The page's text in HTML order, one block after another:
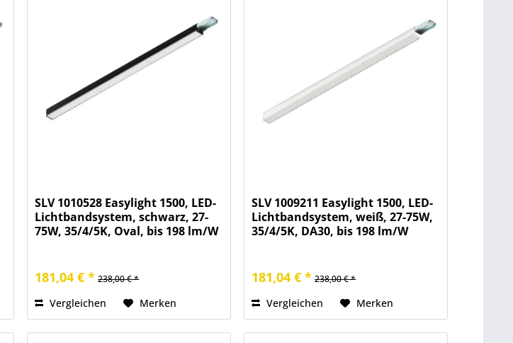
SLV 1010528 Easylight 1500, LED-
Lichtbandsystem, schwarz, 27-
75W, 35/4/5K, Oval, bis 198 lm/W
181,04 € * 238,00 € *
Vergleichen Merken
SLV 1009211 Easylight 1500, LED-
Lichtbandsystem, weiß, 27-75W,
35/4/5K, DA30, bis 198 lm/W
181,04 € * 238,00 € *
Vergleichen Merken